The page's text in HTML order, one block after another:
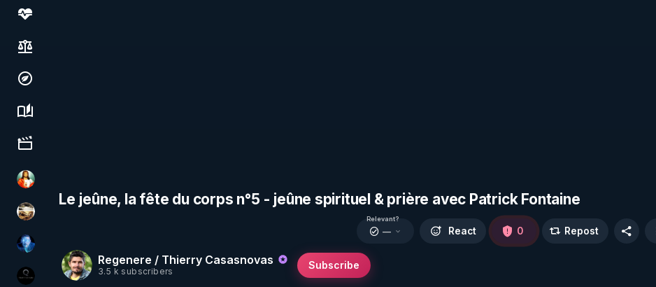
Society, justice & freedoms
Economy, environment & technology
Science, history & spirituality
Culture, media & entertainment
L'autre son de cloche
patatrak
AH2020
La vérité
Le jeûne, la fête du corps n°5 - jeûne spirituel & prière avec Patrick Fontaine
Regenere / Thierry Casasnovas
3.5 k subscribers
Subscribe
Relevant?
— React 0 Repost